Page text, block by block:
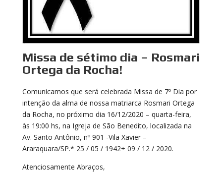
Missa de sétimo dia – Rosmari
Ortega da Rocha!
Comunicamos que será celebrada Missa de 7º Dia por
intenção da alma de nossa matriarca Rosmari Ortega
da Rocha, no próximo dia 16/12/2020 – quarta-feira,
às 19:00 hs, na Igreja de São Benedito, localizada na
Av. Santo Antônio, nº 901 -Vila Xavier –
Araraquara/SP.* 25 / 05 / 1942+ 09 / 12 / 2020.
Atenciosamente Abraços,